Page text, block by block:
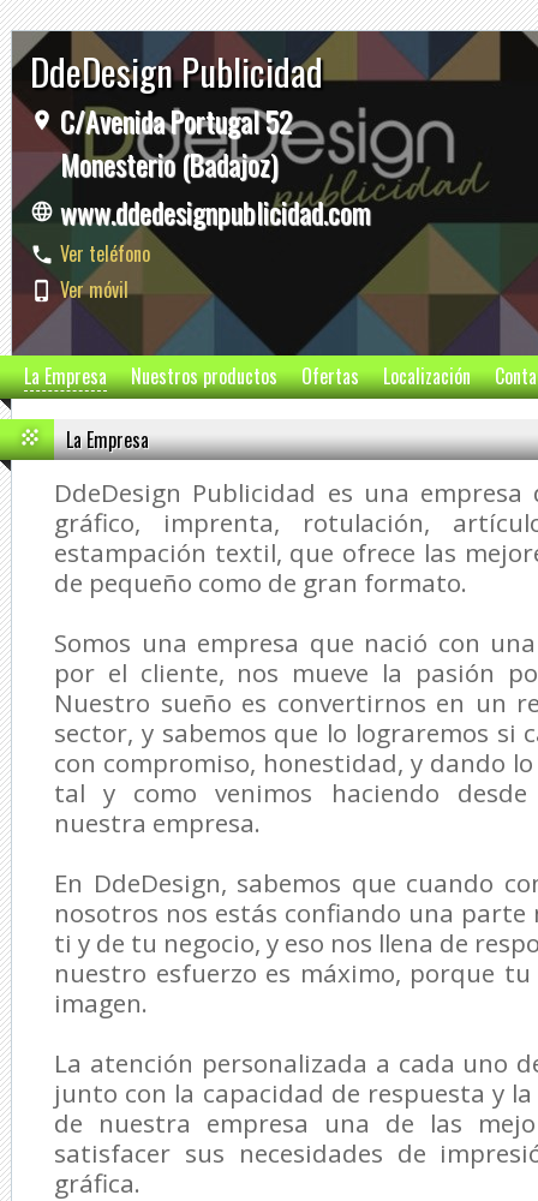
DdeDesign Publicidad
C/Avenida Portugal 52
Monesterio (Badajoz)
www.ddedesignpublicidad.com
Ver teléfono
Ver móvil
La Empresa Nuestros productos Ofertas Localización
La Empresa
DdeDesign Publicidad es una empresa
gráfico, imprenta, rotulación,
estampación textil, que ofrece las
de pequeño como de gran formato.
Somos una empresa que nació con
por el cliente, nos mueve la pasión
Nuestro sueño es convertirnos en un
sector, y sabemos que lo lograremos si
con compromiso, honestidad, y dando
tal y como venimos haciendo
nuestra empresa.
En DdeDesign, sabemos que cuando
nosotros nos estás confiando una
ti y de tu negocio, y eso nos llena de
nuestro esfuerzo es máximo, porque
imagen.
La atención personalizada a cada uno
junto con la capacidad de respuesta y
de nuestra empresa una de las
satisfacer sus necesidades de
gráfica.